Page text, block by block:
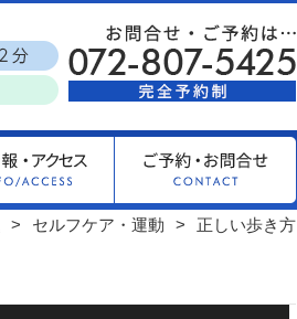
セルフケア・運動 正しい歩き方